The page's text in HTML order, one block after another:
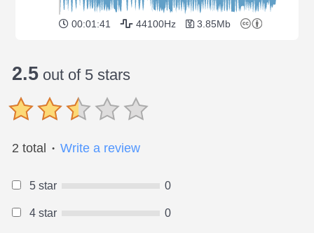
00:01:41 44100Hz 3.85Mb
2.5 out of 5 stars
2 total ● Write a review
5 star 0
4 star 0